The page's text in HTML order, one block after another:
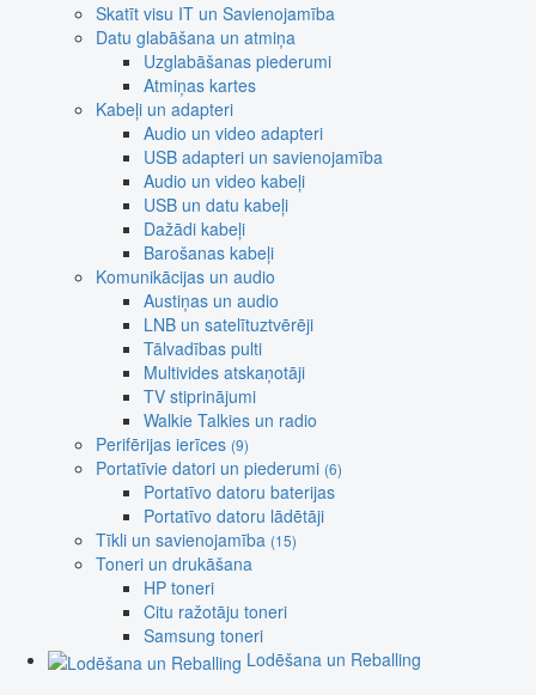
Skatīt visu IT un Savienojamība
Datu glabāšana un atmiņa
Uzglabāšanas piederumi
Atmiņas kartes
Kabeļi un adapteri
Audio un video adapteri
USB adapteri un savienojamība
Audio un video kabeļi
USB un datu kabeļi
Dažādi kabeļi
Barošanas kabeļi
Komunikācijas un audio
Austiņas un audio
LNB un satelītuztvērēji
Tālvadības pulti
Multivides atskaņotāji
TV stiprinājumi
Walkie Talkies un radio
Perifērijas ierīces (9)
Portatīvie datori un piederumi (6)
Portatīvo datoru baterijas
Portatīvo datoru lādētāji
Tīkli un savienojamība (15)
Toneri un drukāšana
HP toneri
Citu ražotāju toneri
Samsung toneri
Lodēšana un Reballing